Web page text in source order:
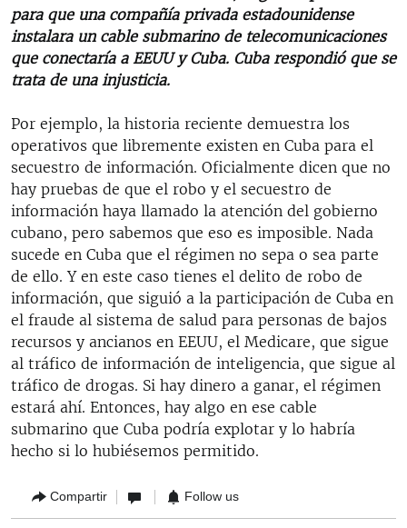
para que una compañía privada estadounidense
instalara un cable submarino de telecomunicaciones
que conectaría a EEUU y Cuba. Cuba respondió que se
trata de una injusticia.
Por ejemplo, la historia reciente demuestra los
operativos que libremente existen en Cuba para el
secuestro de información. Oficialmente dicen que no
hay pruebas de que el robo y el secuestro de
información haya llamado la atención del gobierno
cubano, pero sabemos que eso es imposible. Nada
sucede en Cuba que el régimen no sepa o sea parte
de ello. Y en este caso tienes el delito de robo de
información, que siguió a la participación de Cuba en
el fraude al sistema de salud para personas de bajos
recursos y ancianos en EEUU, el Medicare, que sigue
al tráfico de información de inteligencia, que sigue al
tráfico de drogas. Si hay dinero a ganar, el régimen
estará ahí. Entonces, hay algo en ese cable
submarino que Cuba podría explotar y lo habría
hecho si lo hubiésemos permitido.
Compartir Follow us